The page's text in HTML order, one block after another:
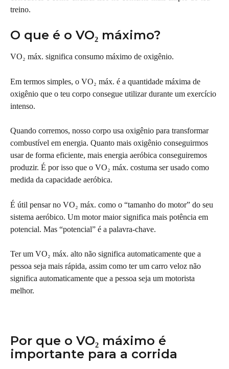
treino.
O que é o VO₂ máximo?
VO₂ máx. significa consumo máximo de oxigênio.
Em termos simples, o VO₂ máx. é a quantidade máxima de
oxigênio que o teu corpo consegue utilizar durante um exercício
intenso.
Quando corremos, nosso corpo usa oxigênio para transformar
combustível em energia. Quanto mais oxigênio conseguirmos
usar de forma eficiente, mais energia aeróbica conseguiremos
produzir. É por isso que o VO₂ máx. costuma ser usado como
medida da capacidade aeróbica.
É útil pensar no VO₂ máx. como o “tamanho do motor” do seu
sistema aeróbico. Um motor maior significa mais potência em
potencial. Mas “potencial” é a palavra-chave.
Ter um VO₂ máx. alto não significa automaticamente que a
pessoa seja mais rápida, assim como ter um carro veloz não
significa automaticamente que a pessoa seja um motorista
melhor.
Por que o VO₂ máximo é
importante para a corrida